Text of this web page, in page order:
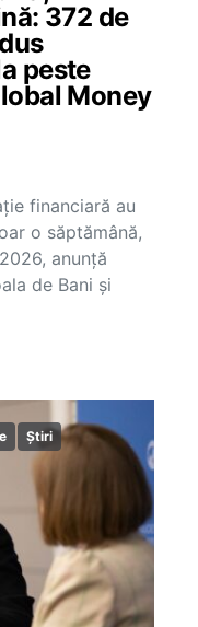
372 de
peste
Money
financiară au
o săptămână,
anunță
de Bani și
Știri